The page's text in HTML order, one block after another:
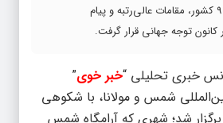
با حضور اندیشمندان 9 کشور، مقامات عالی‌رتبه و پیام
توجه جهانی قرار گرفت.
خبری تحلیلی “خبر خوی”
شمس و مولانا، با شکوهی
شد؛ شهری که آرامگاه شمس